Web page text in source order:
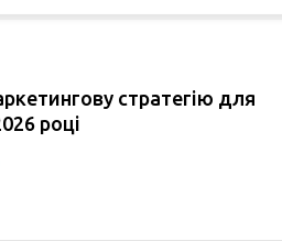
стратегію для
році